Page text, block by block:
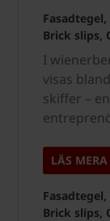
Brick slips,
I
visas
skiffer –
LÄS MERA
Brick slips,